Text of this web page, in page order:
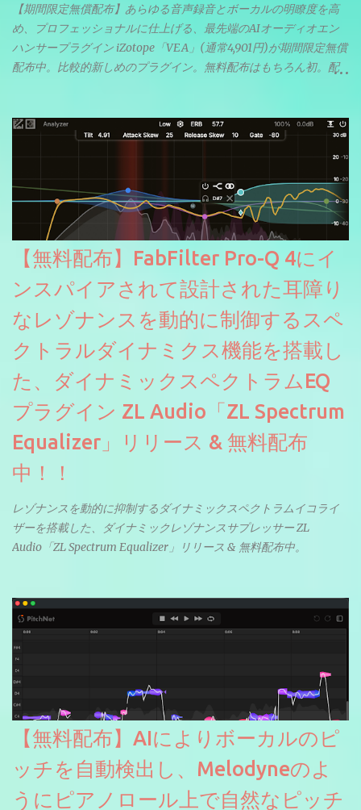
【期間限定無償配布】あらゆる音声録音とボーカルの明瞭度を高
め、プロフェッショナルに仕上げる、最先端のAIオーディオエン
ハンサープラグイン iZotope「VEA」(通常4,901円)が期間限定無償
配布中。比較的新しめのプラグイン。無料配布はもちろん初。配
【無料配布】FabFilter Pro-Q 4にイ
ンスパイアされて設計された耳障り
なレゾナンスを動的に制御するスペ
クトラルダイナミクス機能を搭載し
た、ダイナミックスペクトラムEQ
プラグイン ZL Audio「ZL Spectrum
Equalizer」リリース & 無料配布
中！！
レゾナンスを動的に抑制するダイナミックスペクトラムイコライ
ザーを搭載した、ダイナミックレゾナンスサプレッサー ZL
Audio「ZL Spectrum Equalizer」リリース & 無料配布中。
【無料配布】AIによりボーカルのピ
ッチを自動検出し、Melodyneのよ
うにピアノロール上で自然なピッチ